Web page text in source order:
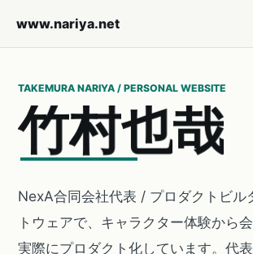
www.nariya.net
TAKEMURA NARIYA / PERSONAL WEBSITE
竹村也哉
NexA合同会社代表 / プロダクトビル
トウェアで、キャラクター体験から
実際にプロダクト化しています。代